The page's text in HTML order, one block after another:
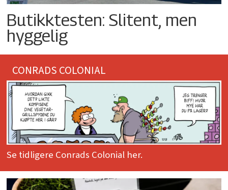
Butikktesten: Slitent, men
hyggelig
CONRADS COLONIAL
Se tidligere Conrads Colonial her.